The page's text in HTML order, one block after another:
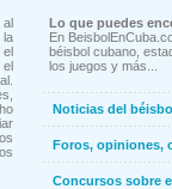
el
Lo que puedes
En
béisbol cubano,
los juegos y más...
Noticias del
Foros, opiniones,
Concursos sobre